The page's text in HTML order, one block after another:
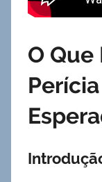
O Que